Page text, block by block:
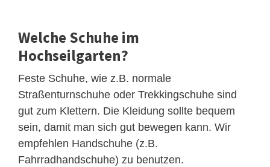
Welche Schuhe im
Hochseilgarten?
Feste Schuhe, wie z.B. normale
Straßenturnschuhe oder Trekkingschuhe sind
gut zum Klettern. Die Kleidung sollte bequem
sein, damit man sich gut bewegen kann. Wir
empfehlen Handschuhe (z.B.
Fahrradhandschuhe) zu benutzen.